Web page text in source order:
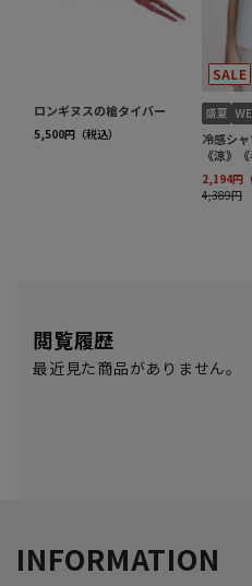
閲覧履歴
最近見た商品がありません。
INFORMATION